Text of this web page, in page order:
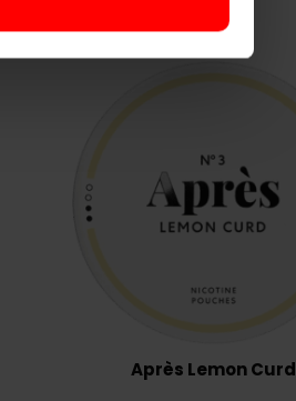
Après Lemon Curd